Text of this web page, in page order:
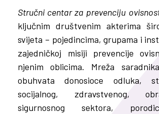
Stručni centar za prevenciju
ključnim društvenim akterima
svijeta – pojedincima, grupama i
zajedničkoj misiji prevencije
njenim oblicima. Mreža
obuhvata donosioce odluka,
socijalnog, zdravstvenog,
sigurnosnog sektora,